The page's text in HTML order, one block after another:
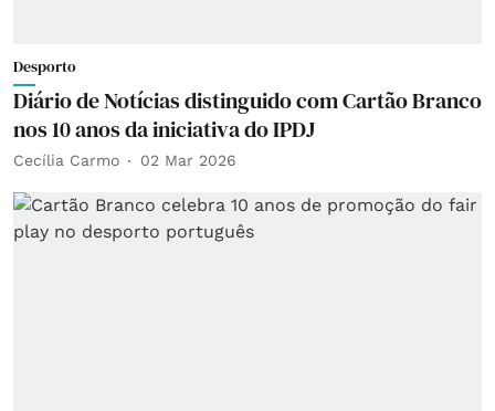
Desporto
Diário de Notícias distinguido com Cartão Branco
nos 10 anos da iniciativa do IPDJ
Cecília Carmo 02 Mar 2026